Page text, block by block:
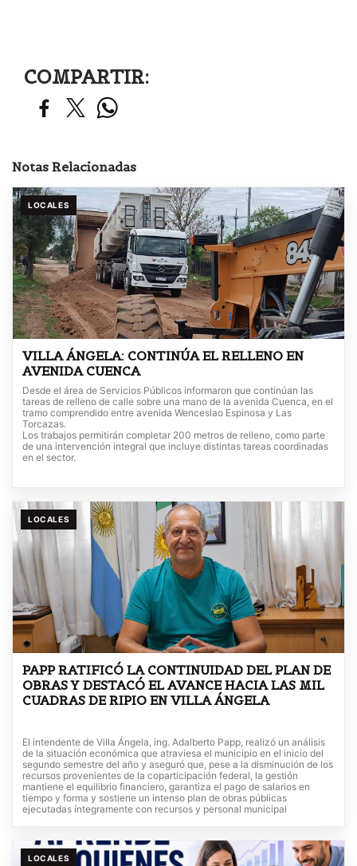
COMPARTIR:
Notas Relacionadas
LOCALES
VILLA ÁNGELA: CONTINÚA EL RELLENO EN
AVENIDA CUENCA
Desde el área de Servicios Públicos informaron que continúan las
tareas de relleno de calle sobre una mano de la avenida Cuenca, en el
tramo comprendido entre avenida Wenceslao Espinosa y Las
Torcazas.
Los trabajos permitirán completar 200 metros de relleno, como parte
de una intervención integral que incluye distintas tareas coordinadas
en el sector.
LOCALES
PAPP RATIFICÓ LA CONTINUIDAD DEL PLAN DE
OBRAS Y DESTACÓ EL AVANCE HACIA LAS MIL
CUADRAS DE RIPIO EN VILLA ÁNGELA
El intendente de Villa Ángela, ing. Adalberto Papp, realizó un análisis
de la situación económica que atraviesa el municipio en el inicio del
segundo semestre del año y aseguró que, pese a la disminución de los
recursos provenientes de la coparticipación federal, la gestión
mantiene el equilibrio financiero, garantiza el pago de salarios en
tiempo y forma y sostiene un intenso plan de obras públicas
ejecutadas íntegramente con recursos y personal municipal
LOCALES